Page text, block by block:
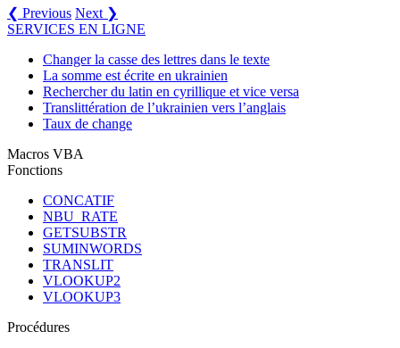
❮ Previous Next ❯
SERVICES EN LIGNE
Changer la casse des lettres dans le texte
La somme est écrite en ukrainien
Rechercher du latin en cyrillique et vice versa
Translittération de l’ukrainien vers l’anglais
Taux de change
Macros VBA
Fonctions
CONCATIF
NBU_RATE
GETSUBSTR
SUMINWORDS
TRANSLIT
VLOOKUP2
VLOOKUP3
Procédures